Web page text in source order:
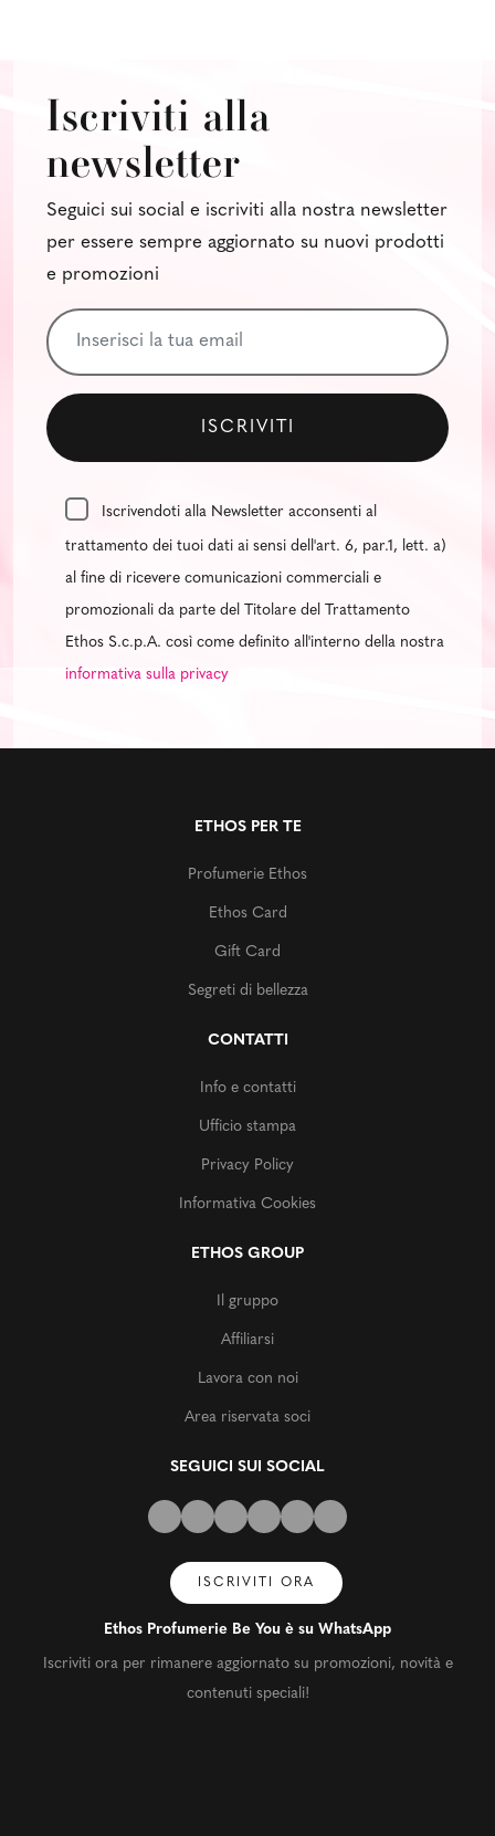
Iscriviti alla
newsletter
Seguici sui social e iscriviti alla nostra newsletter
per essere sempre aggiornato su nuovi prodotti
e promozioni
Iscrivendoti alla Newsletter acconsenti al
trattamento dei tuoi dati ai sensi dell'art. 6, par.1, lett. a)
al fine di ricevere comunicazioni commerciali e
promozionali da parte del Titolare del Trattamento
Ethos S.c.p.A. così come definito all'interno della nostra
informativa sulla privacy
ETHOS PER TE
Profumerie Ethos
Ethos Card
Gift Card
Segreti di bellezza
CONTATTI
Info e contatti
Ufficio stampa
Privacy Policy
Informativa Cookies
ETHOS GROUP
Il gruppo
Affiliarsi
Lavora con noi
Area riservata soci
SEGUICI SUI SOCIAL
ISCRIVITI ORA
Ethos Profumerie Be You è su WhatsApp
Iscriviti ora per rimanere aggiornato su promozioni, novità e
contenuti speciali!